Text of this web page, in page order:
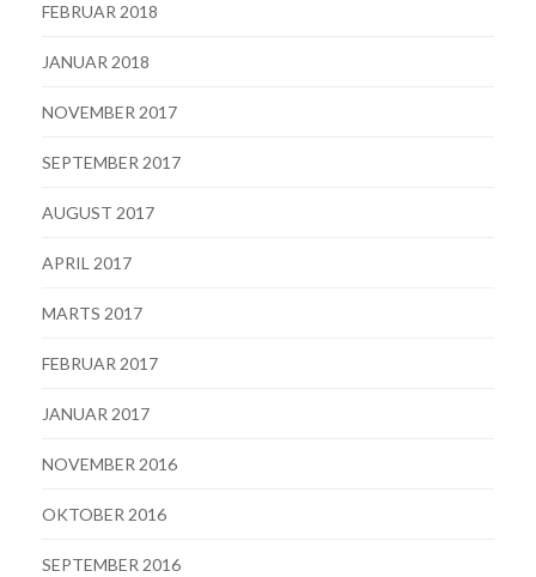
FEBRUAR 2018
JANUAR 2018
NOVEMBER 2017
SEPTEMBER 2017
AUGUST 2017
APRIL 2017
MARTS 2017
FEBRUAR 2017
JANUAR 2017
NOVEMBER 2016
OKTOBER 2016
SEPTEMBER 2016